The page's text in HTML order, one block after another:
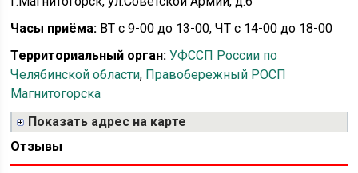
Часы приёма: ВТ с 9-00 до 13-00, ЧТ с 14-00 до 18-00
Территориальный орган: УФССП России по
Челябинской области, Правобережный РОСП
Магнитогорска
Показать адрес на карте
Отзывы